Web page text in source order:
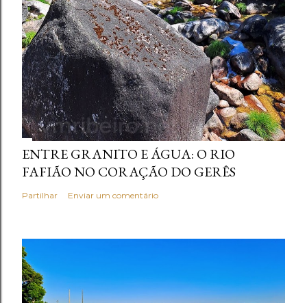
ENTRE GRANITO E ÁGUA: O RIO
FAFIÃO NO CORAÇÃO DO GERÊS
Partilhar Enviar um comentário